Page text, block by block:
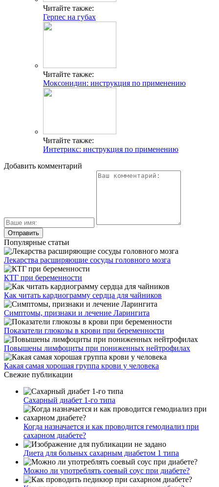
Читайте также:
Герпес на губах
Читайте также:
Моксонидин: инструкция по применению
Читайте также:
Интетрикс: инструкция по применению
Добавить комментарий
Популярные статьи
Лекарства расширяющие сосуды головного мозга
КТГ при беременности
Как читать кардиограмму сердца для чайников
Симптомы, признаки и лечение Ларингита
Показатели глюкозы в крови при беременности
Повышены лимфоциты при пониженных нейтрофилах
Какая самая хорошая группа крови у человека
Свежие публикации
Сахарный диабет 1-го типа
Когда назначается и как проводится гемодиализ при
сахарном диабете?
Диета для больных сахарным диабетом 1 типа
Можно ли употреблять соевый соус при диабете?